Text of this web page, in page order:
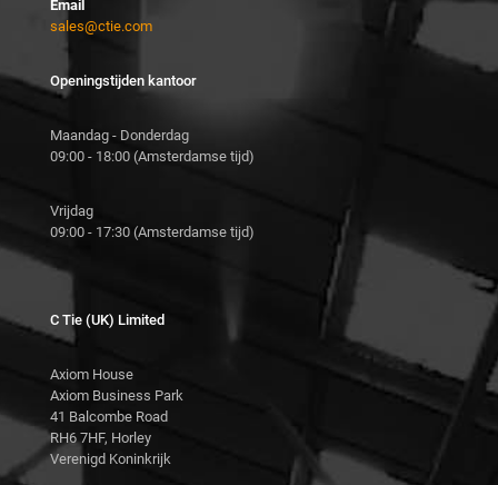
Email
sales@ctie.com
Openingstijden kantoor
Maandag - Donderdag
09:00 - 18:00 (Amsterdamse tijd)
Vrijdag
09:00 - 17:30 (Amsterdamse tijd)
C Tie (UK) Limited
Axiom House
Axiom Business Park
41 Balcombe Road
RH6 7HF, Horley
Verenigd Koninkrijk